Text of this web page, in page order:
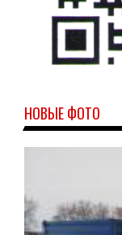
НОВЫЕ ФОТО